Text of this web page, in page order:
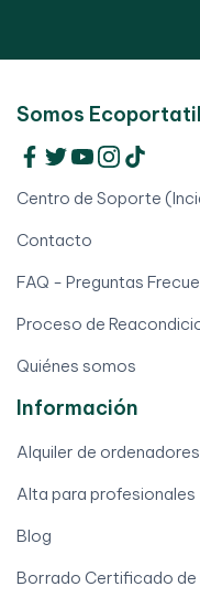
Somos Ecoportatil
Centro de Soporte
Contacto
FAQ - Preguntas
Proceso de
Quiénes somos
Información
Alquiler de ordenadores
Alta para profesionales
Blog
Borrado Certificado de